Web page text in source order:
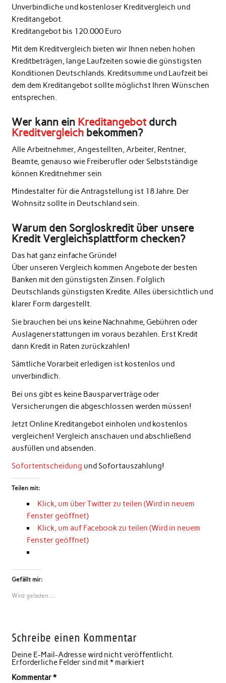
Unverbindliche und kostenloser Kreditvergleich und
Kreditangebot.
Kreditangebot bis 120.000 Euro
Mit dem Kreditvergleich bieten wir Ihnen neben hohen
Kreditbeträgen, lange Laufzeiten sowie die günstigsten
Konditionen Deutschlands. Kreditsumme und Laufzeit bei
dem dem Kreditangebot sollte möglichst Ihren Wünschen
entsprechen.
Wer kann ein Kreditangebotdurch
Kreditvergleichbekommen?
Alle Arbeitnehmer, Angestellten, Arbeiter, Rentner,
Beamte, genauso wie Freiberufler oder Selbstständige
können Kreditnehmer sein
Mindestalter für die Antragstellung ist 18 Jahre. Der
Wohnsitz sollte in Deutschland sein.
Warum den Sorgloskredit über unsere
Kredit Vergleichsplattform checken?
Das hat ganz einfache Gründe!
Über unseren Vergleich kommen Angebote der besten
Banken mit den günstigsten Zinsen. Folglich
Deutschlands günstigsten Kredite. Alles übersichtlich und
klarer Form dargestellt.
Sie brauchen bei uns keine Nachnahme, Gebühren oder
Auslagenerstattungen im voraus bezahlen. Erst Kredit
dann Kredit in Raten zurückzahlen!
Sämtliche Vorarbeit erledigen ist kostenlos und
unverbindlich.
Bei uns gibt es keine Bausparverträge oder
Versicherungen die abgeschlossen werden müssen!
Jetzt Online Kreditangebot einholen und kostenlos
vergleichen! Vergleich anschauen und abschließend
ausfüllen und absenden.
Sofortentscheidung und Sofortauszahlung!
Teilen mit:
Klick, um über Twitter zu teilen (Wird in neuem
Fenster geöffnet)
Klick, um auf Facebook zu teilen (Wird in neuem
Fenster geöffnet)
Gefällt mir:
Wird geladen …
Schreibe einen Kommentar
Deine E-Mail-Adresse wird nicht veröffentlicht.
Erforderliche Felder sind mit*markiert
Kommentar*